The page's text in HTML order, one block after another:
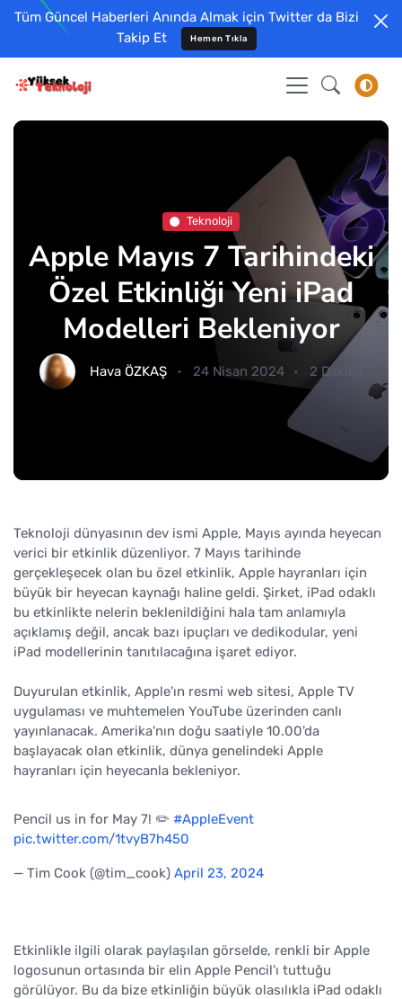
Tüm Güncel Haberleri Anında Almak için Twitter da Bizi
Takip Et
Hemen Tıkla
Teknoloji
Apple Mayıs 7 Tarihindeki
Özel Etkinliği Yeni iPad
Modelleri Bekleniyor
Hava ÖZKAŞ 24 Nisan 2024 2 Dakika
Teknoloji dünyasının dev ismi Apple, Mayıs ayında heyecan
verici bir etkinlik düzenliyor. 7 Mayıs tarihinde
gerçekleşecek olan bu özel etkinlik, Apple hayranları için
büyük bir heyecan kaynağı haline geldi. Şirket, iPad odaklı
bu etkinlikte nelerin beklenildiğini hala tam anlamıyla
açıklamış değil, ancak bazı ipuçları ve dedikodular, yeni
iPad modellerinin tanıtılacağına işaret ediyor.
Duyurulan etkinlik, Apple'ın resmi web sitesi, Apple TV
uygulaması ve muhtemelen YouTube üzerinden canlı
yayınlanacak. Amerika'nın doğu saatiyle 10.00'da
başlayacak olan etkinlik, dünya genelindeki Apple
hayranları için heyecanla bekleniyor.
Pencil us in for May 7! ✏️ #AppleEvent
pic.twitter.com/1tvyB7h450
— Tim Cook (@tim_cook) April 23, 2024
Etkinlikle ilgili olarak paylaşılan görselde, renkli bir Apple
logosunun ortasında bir elin Apple Pencil'ı tuttuğu
görülüyor. Bu da bize etkinliğin büyük olasılıkla iPad odaklı